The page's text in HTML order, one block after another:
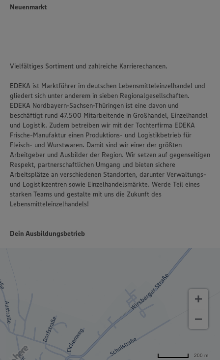
Neuenmarkt
Vielfältiges Sortiment und zahlreiche Karrierechancen.
EDEKA ist Marktführer im deutschen Lebensmitteleinzelhandel und
gliedert sich unter anderem in sieben Regionalgesellschaften.
EDEKA Nordbayern-Sachsen-Thüringen ist eine davon und
beschäftigt rund 47.500 Mitarbeitende in Großhandel, Einzelhandel
und Logistik. Zudem betreiben wir mit der Tochterfirma EDEKA
Frische-Manufaktur einen Produktions- und Logistikbetrieb für
Fleisch- und Wurstwaren. Damit sind wir einer der größten
Arbeitgeber und Ausbilder der Region. Wir setzen auf gegenseitigen
Respekt, partnerschaftlichen Umgang und bieten sichere
Arbeitsplätze an verschiedenen Standorten, darunter Verwaltungs-
und Logistikzentren sowie Einzelhandelsmärkte. Werde Teil eines
starken Teams und gestalte mit uns die Zukunft des
Lebensmitteleinzelhandels!
Dein Ausbildungsbetrieb
200 m